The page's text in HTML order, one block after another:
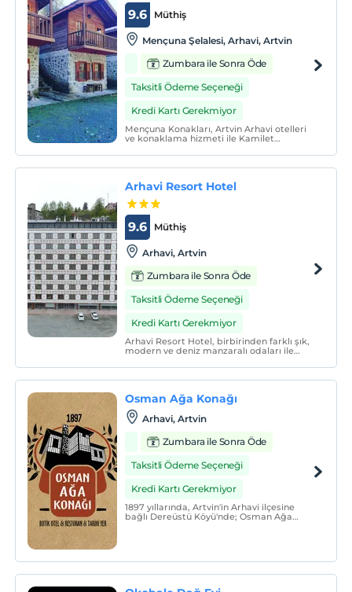
Müthiş
9.6
Mençuna Şelalesi, Arhavi, Artvin
Zumbara ile Sonra Öde
Taksitli Ödeme Seçeneği
Kredi Kartı Gerekmiyor
Mençuna Konakları, Artvin Arhavi otelleri
ve konaklama hizmeti ile Kamilet
doğa içerisinde ahşap bungalov evler ile
muhteşem tatil imkanları sunuyor.
Arhavi Resort Hotel
Müthiş
9.6
Arhavi, Artvin
Zumbara ile Sonra Öde
Taksitli Ödeme Seçeneği
Kredi Kartı Gerekmiyor
Arhavi Resort Hotel, birbirinden farklı şık,
modern ve deniz manzaralı odaları ile
Osman Ağa Konağı
Arhavi, Artvin
Zumbara ile Sonra Öde
Taksitli Ödeme Seçeneği
Kredi Kartı Gerekmiyor
1897 yıllarında, Artvin'in Arhavi ilçesine
bağlı Dereüstü Köyü'nde; Osman Ağa
daim ettiği imkanlarla